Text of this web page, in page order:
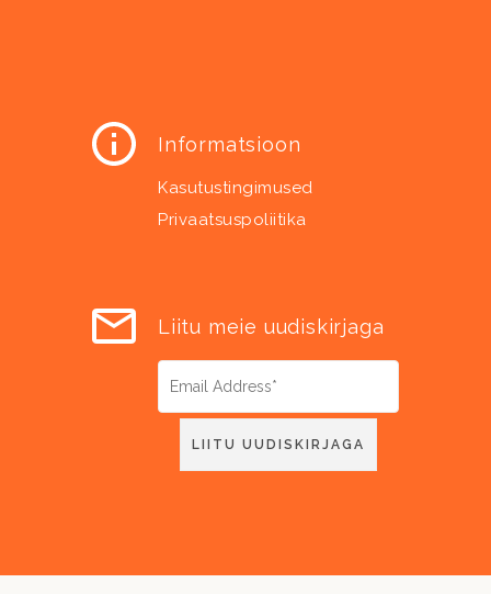
Informatsioon
Kasutustingimused
Privaatsuspoliitika
Liitu meie uudiskirjaga